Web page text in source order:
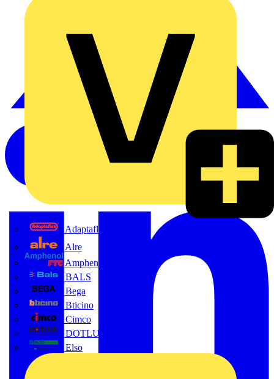
Adaptaflex
Alre
Amphenol FTG
BALS
Bega
Bticino
Cimco
DOTLUX GmbH
Elso